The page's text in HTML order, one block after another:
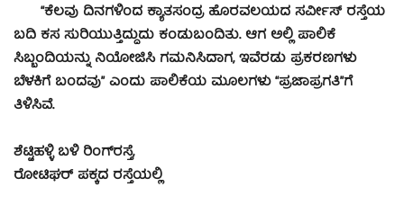
‘‘ಕೆಲವು ದಿನಗಳಿಂದ ಕ್ಯಾತಸಂದ್ರ ಹೊರವಲಯದ ಸರ್ವೀಸ್ ರಸ್ತೆಯ
ಬದಿ ಕಸ ಸುರಿಯುತ್ತಿದ್ದುದು ಕಂಡುಬಂದಿತು. ಆಗ ಅಲ್ಲಿ ಪಾಲಿಕೆ
ಸಿಬ್ಬಂದಿಯನ್ನು ನಿಯೋಜಿಸಿ ಗಮನಿಸಿದಾಗ, ಇವೆರಡು ಪ್ರಕರಣಗಳು
ಬೆಳಕಿಗೆ ಬಂದವು’’ ಎಂದು ಪಾಲಿಕೆಯ ಮೂಲಗಳು ‘‘ಪ್ರಜಾಪ್ರಗತಿ’’ಗೆ
ತಿಳಿಸಿವೆ.
ಶೆಟ್ಟಿಹಳ್ಳಿ ಬಳಿ ರಿಂಗ್‌ರಸ್ತೆ,
ರೋಟಿಘರ್ ಪಕ್ಕದ ರಸ್ತೆಯಲ್ಲಿ